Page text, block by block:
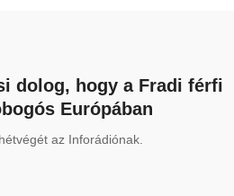
dolog, hogy a Fradi férfi
Európában
az Inforádiónak.